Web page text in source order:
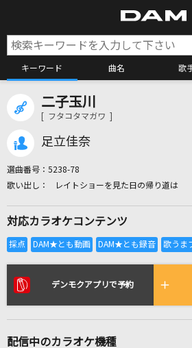
キーワード 曲名 歌
全国りれき
リアルタイムで歌われてい
二子玉川
[ フタコタマガワ ]
足立佳奈
選曲番号： 5238-78
レイトショーを見た日の帰り道は
対応カラオケコンテンツ
デンモクアプリで予約
配信中のカラオケ機種